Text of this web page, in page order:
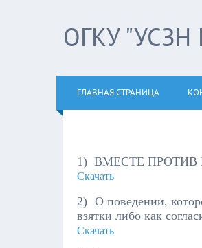
ОГКУ
ГЛАВНАЯ СТРАНИЦА
1) ВМЕСТЕ ПРОТИВ
Скачать
2) О поведении,
взятки либо как
Скачать